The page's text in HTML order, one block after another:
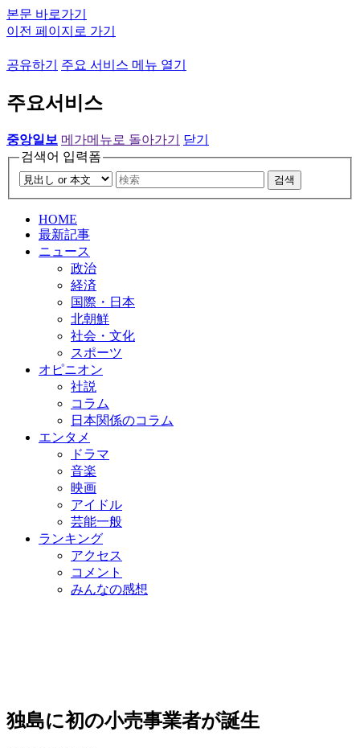
본문 바로가기
이전 페이지로 가기
공유하기 주요 서비스 메뉴 열기
주요서비스
중앙일보 메가메뉴로 돌아가기
닫기
검색어 입력폼
검색
HOME
最新記事
ニュース
政治
経済
国際・日本
北朝鮮
社会・文化
スポーツ
オピニオン
社説
コラム
日本関係のコラム
エンタメ
ドラマ
音楽
映画
アイドル
芸能一般
ランキング
アクセス
コメント
みんなの感想
独島に初の小売事業者が誕生